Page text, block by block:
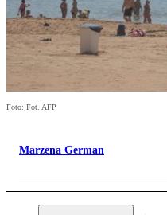
Foto: Fot. AFP
Marzena German